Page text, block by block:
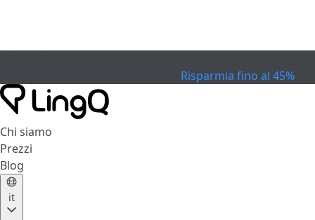
Risparmia fino al 45%
Chi siamo
Prezzi
Blog
it